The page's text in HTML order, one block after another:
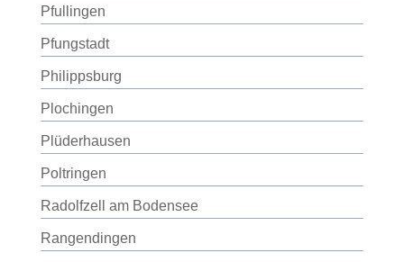
Pfullingen
Pfungstadt
Philippsburg
Plochingen
Plüderhausen
Poltringen
Radolfzell am Bodensee
Rangendingen